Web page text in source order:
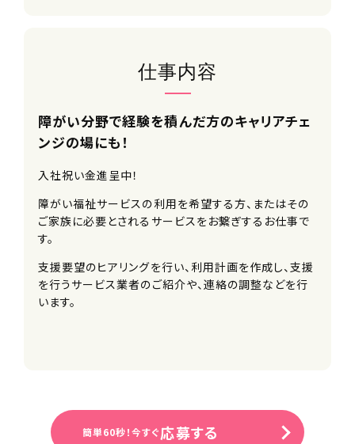
仕事内容
障がい分野で経験を積んだ方のキャリアチェ
ンジの場にも！
入社祝い金進呈中！
障がい福祉サービスの利用を希望する方、またはその
ご家族に必要とされるサービスをお繋ぎするお仕事で
す。
支援要望のヒアリングを行い、利用計画を作成し、支援
を行うサービス業者のご紹介や、連絡の調整などを行
います。
簡単60秒！今すぐ応募する